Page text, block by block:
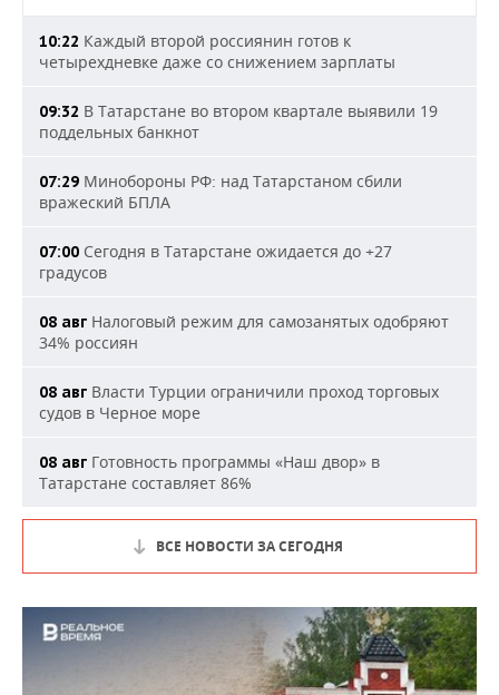
10:22 Каждый второй россиянин готов к
четырехдневке даже со снижением зарплаты
09:32 В Татарстане во втором квартале выявили 19
поддельных банкнот
07:29 Минобороны РФ: над Татарстаном сбили
вражеский БПЛА
07:00 Сегодня в Татарстане ожидается до +27
градусов
08 авг Налоговый режим для самозанятых одобряют
34% россиян
08 авг Власти Турции ограничили проход торговых
судов в Черное море
08 авг Готовность программы «Наш двор» в
Татарстане составляет 86%
ВСЕ НОВОСТИ ЗА СЕГОДНЯ